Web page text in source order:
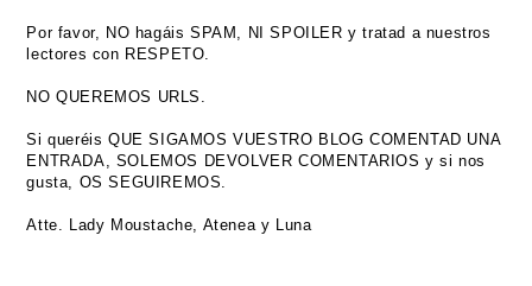
Por favor, NO hagáis SPAM, NI SPOILER y tratad a nuestros
lectores con RESPETO.
NO QUEREMOS URLS.
Si queréis QUE SIGAMOS VUESTRO BLOG COMENTAD UNA
ENTRADA, SOLEMOS DEVOLVER COMENTARIOS y si nos
gusta, OS SEGUIREMOS.
Atte. Lady Moustache, Atenea y Luna